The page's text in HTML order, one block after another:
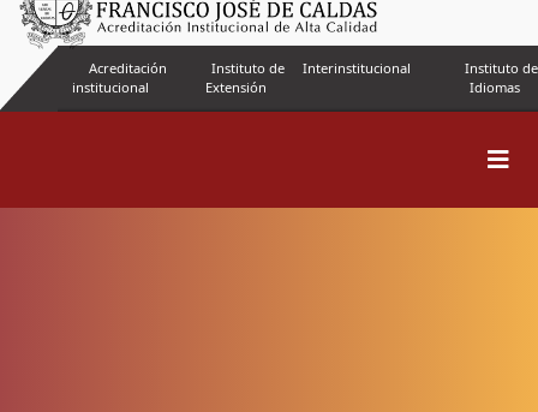
Acreditación
institucional
Instituto de
Extensión
Interinstitucional
Instituto de
Idiomas